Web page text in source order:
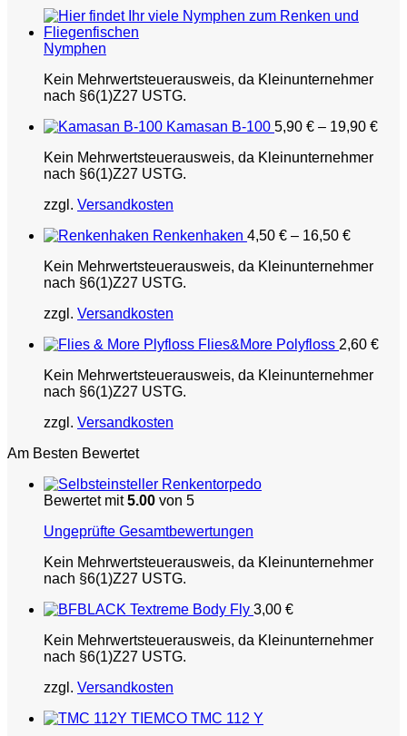
Nymphen
Kein Mehrwertsteuerausweis, da Kleinunternehmer
nach §6(1)Z27 USTG.
Kamasan B-100 5,90 € – 19,90 €
Kein Mehrwertsteuerausweis, da Kleinunternehmer
nach §6(1)Z27 USTG.
zzgl. Versandkosten
Renkenhaken 4,50 € – 16,50 €
Kein Mehrwertsteuerausweis, da Kleinunternehmer
nach §6(1)Z27 USTG.
zzgl. Versandkosten
Flies&More Polyfloss 2,60 €
Kein Mehrwertsteuerausweis, da Kleinunternehmer
nach §6(1)Z27 USTG.
zzgl. Versandkosten
Am Besten Bewertet
Renkentorpedo
Bewertet mit5.00 von 5
Ungeprüfte Gesamtbewertungen
Kein Mehrwertsteuerausweis, da Kleinunternehmer
nach §6(1)Z27 USTG.
Textreme Body Fly 3,00 €
Kein Mehrwertsteuerausweis, da Kleinunternehmer
nach §6(1)Z27 USTG.
zzgl. Versandkosten
TIEMCO TMC 112 Y